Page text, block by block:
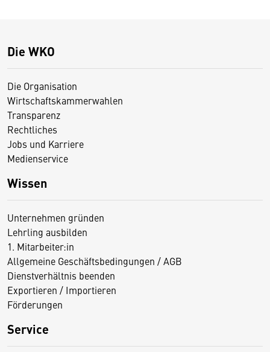
Die WKO
Die Organisation
Wirtschaftskammerwahlen
Transparenz
Rechtliches
Jobs und Karriere
Medienservice
Wissen
Unternehmen gründen
Lehrling ausbilden
1. Mitarbeiter:in
Allgemeine Geschäftsbedingungen / AGB
Dienstverhältnis beenden
Exportieren / Importieren
Förderungen
Service